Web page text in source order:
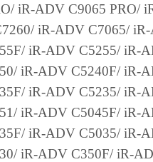
アップデート
の子会社、関係会社、
並びにキヤノンのライ
トウェアの使用を支援
に対してアップデート
うことについて、いか
。
iR-ADV C9065 PRO/
iR-ADV C7065/
iR-ADV C5255/ iR-
iR-ADV C5240F/ iR-
iR-ADV C5235/ iR-
iR-ADV C5045F/ iR-
iR-ADV C5035/ iR-
iR-ADV C350F/ iR-